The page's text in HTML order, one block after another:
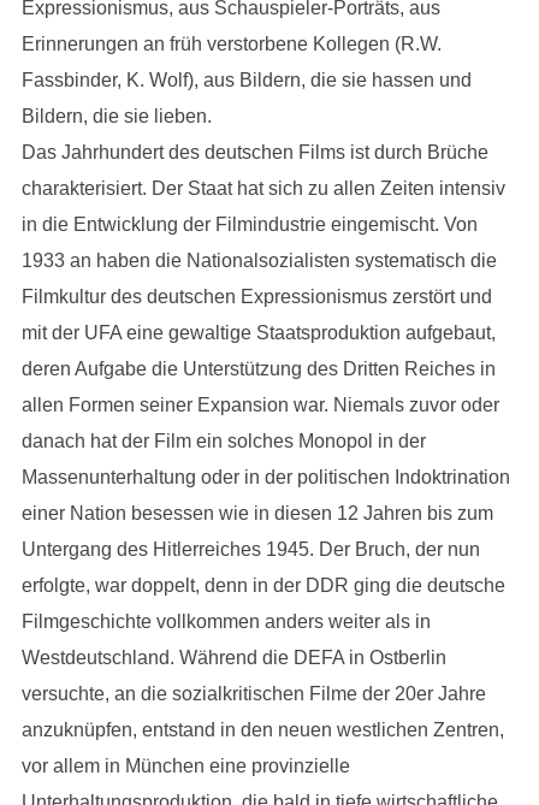
Expressionismus, aus Schauspieler-Porträts, aus
Erinnerungen an früh verstorbene Kollegen (R.W.
Fassbinder, K. Wolf), aus Bildern, die sie hassen und
Bildern, die sie lieben.
Das Jahrhundert des deutschen Films ist durch Brüche
charakterisiert. Der Staat hat sich zu allen Zeiten intensiv
in die Entwicklung der Filmindustrie eingemischt. Von
1933 an haben die Nationalsozialisten systematisch die
Filmkultur des deutschen Expressionismus zerstört und
mit der UFA eine gewaltige Staatsproduktion aufgebaut,
deren Aufgabe die Unterstützung des Dritten Reiches in
allen Formen seiner Expansion war. Niemals zuvor oder
danach hat der Film ein solches Monopol in der
Massenunterhaltung oder in der politischen Indoktrination
einer Nation besessen wie in diesen 12 Jahren bis zum
Untergang des Hitlerreiches 1945. Der Bruch, der nun
erfolgte, war doppelt, denn in der DDR ging die deutsche
Filmgeschichte vollkommen anders weiter als in
Westdeutschland. Während die DEFA in Ostberlin
versuchte, an die sozialkritischen Filme der 20er Jahre
anzuknüpfen, entstand in den neuen westlichen Zentren,
vor allem in München eine provinzielle